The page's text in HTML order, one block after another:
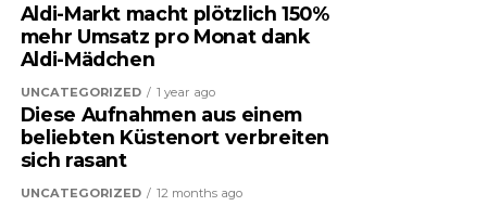
Aldi-Markt macht plötzlich 150%
mehr Umsatz pro Monat dank
Aldi-Mädchen
UNCATEGORIZED 1 year ago
Diese Aufnahmen aus einem
beliebten Küstenort verbreiten
sich rasant
UNCATEGORIZED 12 months ago